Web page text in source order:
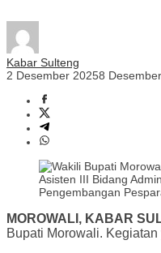
Kabar Sulteng
2 Desember 20258
Asisten III Bidang
Pengembangan
MOROWALI, KABAR
Bupati Morowali.